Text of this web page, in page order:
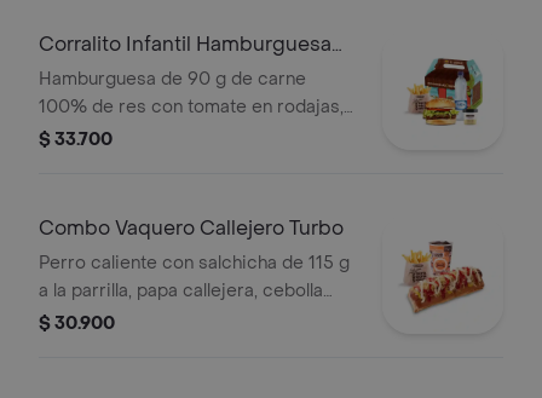
Corralito Infantil Hamburguesa
Turbo
Hamburguesa de 90 g de carne
100% de res con tomate en rodajas,
lechuga en julianas, salsa blanca y
60 g
$ 33.700
Combo Vaquero Callejero Turbo
Perro caliente con salchicha de 115 g
a la parrilla, papa callejera, cebolla
picada, salsa blanca, salsa de tomate
$ 30.900